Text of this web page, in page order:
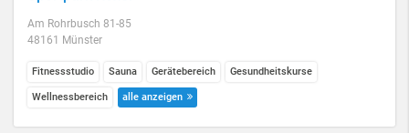
Am Rohrbusch 81-85
48161 Münster
Fitnessstudio Sauna Gerätebereich Gesundheitskurse
Wellnessbereich alle anzeigen